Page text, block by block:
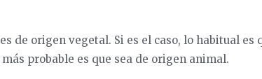
de origen vegetal. Si es el caso, lo habitual es
probable es que sea de origen animal.